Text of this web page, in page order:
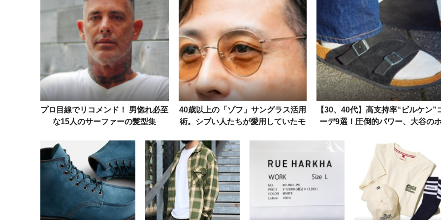
プロ目線でリコメンド！ 男惚れ必至
な15人のサーファーの髪型集
40歳以上の「ゾフ」サングラス活用
術。シブい人たちが愛用していたモ
【30、40代】高支持率“ビルケン”
ーデ9選！圧倒的パワー、大谷の